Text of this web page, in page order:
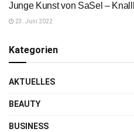
Junge Kunst von SaSel –
23. Juni 2022
Kategorien
AKTUELLES
BEAUTY
BUSINESS